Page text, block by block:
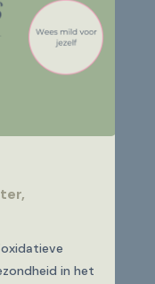
,
in het